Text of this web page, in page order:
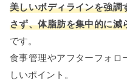
美しいボディラインを強調
さず、体脂肪を集中的に減
です。
食事管理やアフターフォロ
しいポイント。